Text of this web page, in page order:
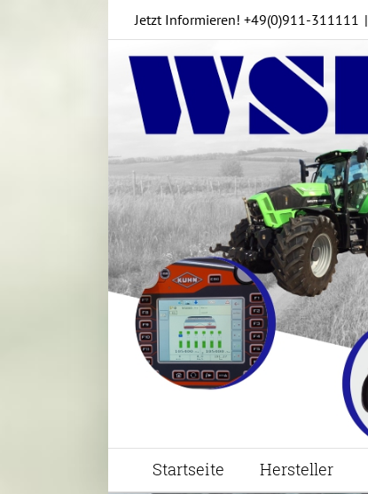
Jetzt Informieren! +49(0)911-311111 |
Startseite Hersteller